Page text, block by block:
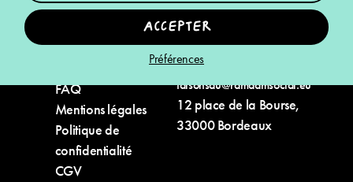
Préférences
Accepter
Espace Pro
Nos partenaires
Impact
Liens utiles
Où nous trouver ?
FAQ
Mentions légales
Politique de
confidentialité
CGV
Nous
contacter
faisonsdu@ramdamsocial.eu
12 place de la Bourse,
33000 Bordeaux